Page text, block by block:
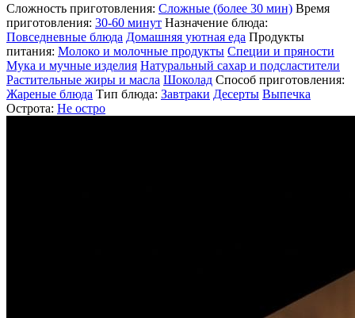
Сложность приготовления: Сложные (более 30 мин) Время
приготовления: 30-60 минут Назначение блюда:
Повседневные блюда Домашняя уютная еда Продукты
питания: Молоко и молочные продукты Специи и пряности
Мука и мучные изделия Натуральный сахар и подсластители
Растительные жиры и масла Шоколад Способ приготовления:
Жареные блюда Тип блюда: Завтраки Десерты Выпечка
Острота: Не остро